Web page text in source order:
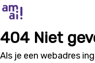
404 Niet
Als je een webadres